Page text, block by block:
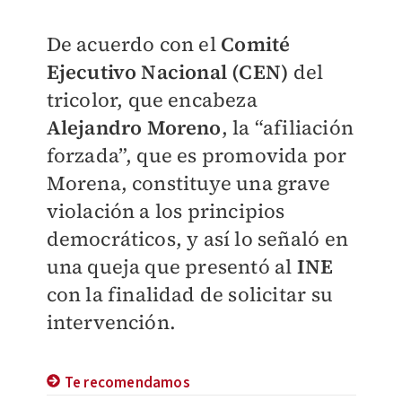
De acuerdo con el Comité
Ejecutivo Nacional (CEN) del
tricolor, que encabeza
Alejandro Moreno, la “afiliación
forzada”, que es promovida por
Morena, constituye una grave
violación a los principios
democráticos, y así lo señaló en
una queja que presentó al INE
con la finalidad de solicitar su
intervención.
Te recomendamos